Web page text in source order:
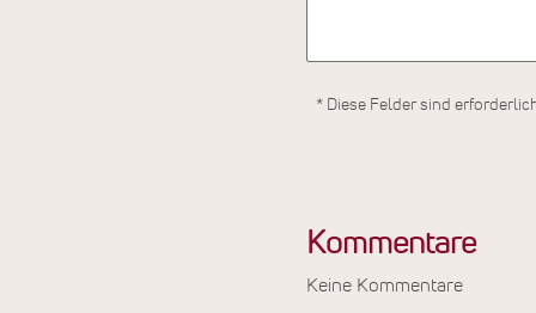
* Diese Felder sind
Kommentare
Keine Kommentare